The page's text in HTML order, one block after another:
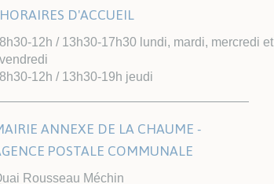
HORAIRES D'ACCUEIL
8h30-12h / 13h30-17h30 lundi, mardi, mercredi et
vendredi
8h30-12h / 13h30-19h jeudi
ANNEXE DE LA CHAUME -
POSTALE COMMUNALE
Rousseau Méchin